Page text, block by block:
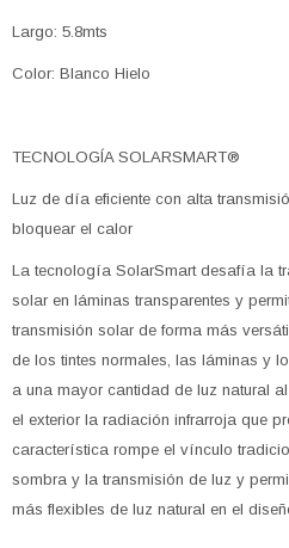
Largo: 5.8mts
Color: Blanco Hielo
TECNOLOGÍA SOLARSMART®
Luz de día eficiente con alta
bloquear el calor
La tecnología SolarSmart desafía la
solar en láminas transparentes y
transmisión solar de forma más
de los tintes normales, las láminas y
a una mayor cantidad de luz natural
el exterior la radiación infrarroja que
característica rompe el vínculo
sombra y la transmisión de luz y
más flexibles de luz natural en el